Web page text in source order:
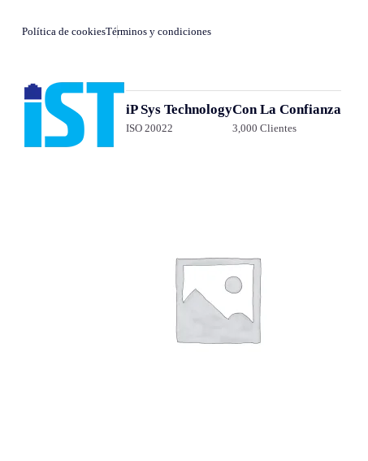
Política de cookiesTérminos y condiciones
iP Sys Technology
ISO 20022
Con La Confianza
3,000 Clientes